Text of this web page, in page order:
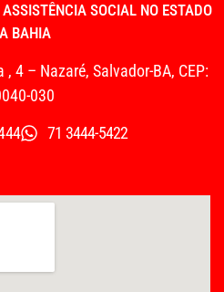
SOCIAL NO ESTADO
BAHIA
4 – Nazaré, Salvador-BA, CEP:
030
71 3444-5422